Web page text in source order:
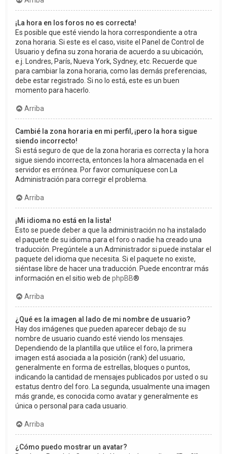
¡La hora en los foros no es correcta!
Es posible que esté viendo la hora correspondiente a otra
zona horaria. Si este es el caso, visite el Panel de Control de
Usuario y defina su zona horaria de acuerdo a su ubicación,
e.j. Londres, París, Nueva York, Sydney, etc. Recuerde que
para cambiar la zona horaria, como las demás preferencias,
debe estar registrado. Si no lo está, este es un buen
momento para hacerlo.
Arriba
Cambié la zona horaria en mi perfil, ¡pero la hora sigue
siendo incorrecto!
Si está seguro de que de la zona horaria es correcta y la hora
sigue siendo incorrecta, entonces la hora almacenada en el
servidor es errónea. Por favor comuníquese con La
Administración para corregir el problema.
Arriba
¡Mi idioma no está en la lista!
Esto se puede deber a que la administración no ha instalado
el paquete de su idioma para el foro o nadie ha creado una
traducción. Pregúntele a un Administrador si puede instalar el
paquete del idioma que necesita. Si el paquete no existe,
siéntase libre de hacer una traducción. Puede encontrar más
información en el sitio web de phpBB®
Arriba
¿Qué es la imagen al lado de mi nombre de usuario?
Hay dos imágenes que pueden aparecer debajo de su
nombre de usuario cuando esté viendo los mensajes.
Dependiendo de la plantilla que utilice el foro, la primera
imagen está asociada a la posición (rank) del usuario,
generalmente en forma de estrellas, bloques o puntos,
indicando la cantidad de mensajes publicados por usted o su
estatus dentro del foro. La segunda, usualmente una imagen
más grande, es conocida como avatar y generalmente es
única o personal para cada usuario.
Arriba
¿Cómo puedo mostrar un avatar?